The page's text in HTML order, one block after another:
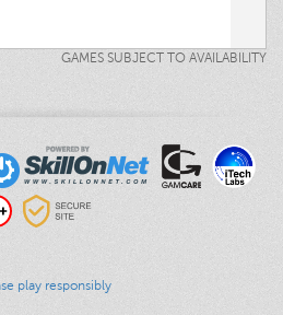
GAMES SUBJECT TO AVAILABILITY
play responsibly